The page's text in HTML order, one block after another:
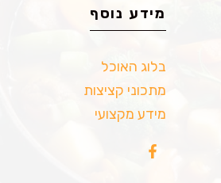
מידע נוסף
בלוג האוכל
מתכוני קציצות
מידע מקצועי